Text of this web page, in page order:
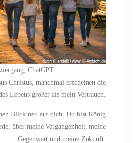
ChatGPT
Christus, manchmal erscheinen die
Lebens größer als mein Vertrauen.
Blick neu auf dich. Du bist König
über meine Vergangenheit, meine
Gegenwart und meine Zukunft.